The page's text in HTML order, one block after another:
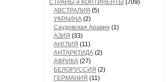
СТРАНЫ и КОНТИНЕНТЫ (709)
АВСТРАЛИЯ (5)
УКРАИНА (2)
Саудовская Аравия (1)
АЗИЯ (33)
АНГЛИЯ (11)
АНТАРКТИДА (2)
АФРИКА (27)
БЕЛОРУССИЯ (2)
ГЕРМАНИЯ (11)